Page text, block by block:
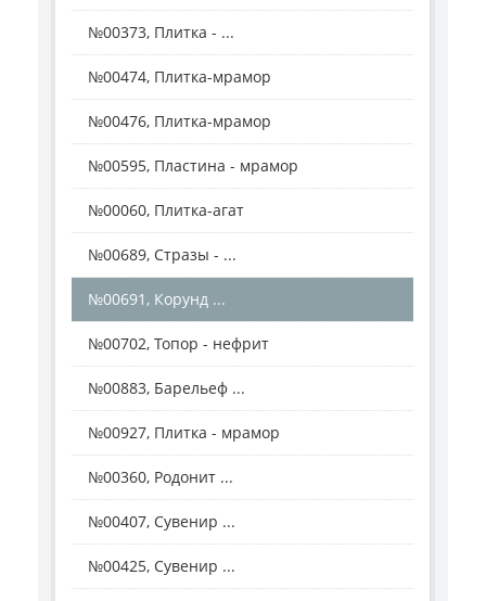
№00373, Плитка - ...
№00474, Плитка-мрамор
№00476, Плитка-мрамор
№00595, Пластина - мрамор
№00060, Плитка-агат
№00689, Стразы - ...
№00691, Корунд ...
№00702, Топор - нефрит
№00883, Барельеф ...
№00927, Плитка - мрамор
№00360, Родонит ...
№00407, Сувенир ...
№00425, Сувенир ...